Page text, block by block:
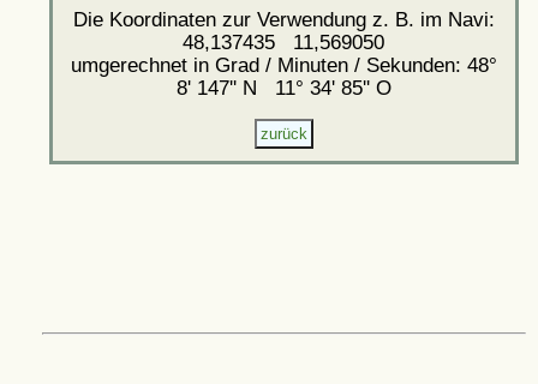
Die Koordinaten zur Verwendung z. B. im Navi:
48,137435 11,569050
umgerechnet in Grad / Minuten / Sekunden: 48°
8' 147'' N 11° 34' 85'' O